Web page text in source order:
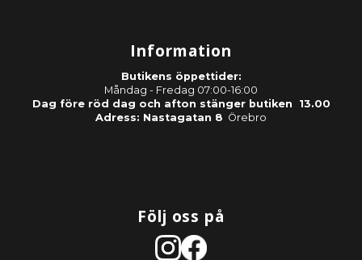
Information
Butikens öppettider:
Måndag - Fredag 07:00-16:00
Dag före röd dag och afton stänger butiken 13.00
Adress: Nastagatan 8 Örebro
Följ oss på